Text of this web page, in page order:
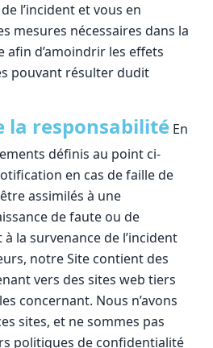
l’incident et vous en
mesures nécessaires dans la
afin d’amoindrir les effets
pouvant résulter dudit
la responsabilité En
définis au point ci-
en cas de faille de
assimilés à une
de faute ou de
la survenance de l’incident
notre Site contient des
vers des sites web tiers
concernant. Nous n’avons
sites, et ne sommes pas
politiques de confidentialité